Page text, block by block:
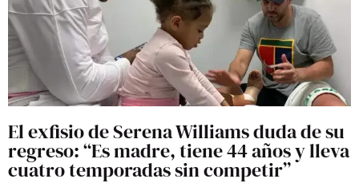
El exfisio de Serena Williams duda de su
regreso: “Es madre, tiene 44 años y lleva
cuatro temporadas sin competir”